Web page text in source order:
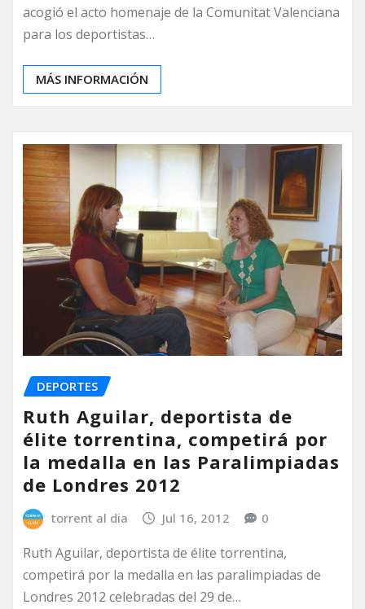
acogió el acto homenaje de la Comunitat Valenciana
para los deportistas…
MÁS INFORMACIÓN
DEPORTES
Ruth Aguilar, deportista de
élite torrentina, competirá por
la medalla en las Paralimpiadas
torrent al dia Jul 16, 2012 0
Ruth Aguilar, deportista de élite torrentina,
competirá por la medalla en las paralimpiadas de
Londres 2012 celebradas del 29 de…